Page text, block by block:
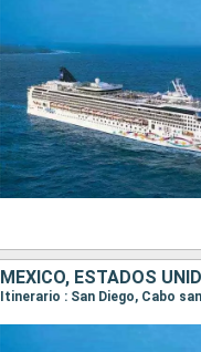
MÉXICO, ESTADOS
Itinerario : San Diego, Cabo